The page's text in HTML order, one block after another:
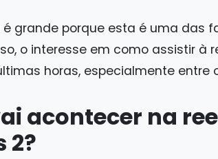
grande porque esta é uma das
o interesse em como assistir à
horas, especialmente entre
acontecer na
2?